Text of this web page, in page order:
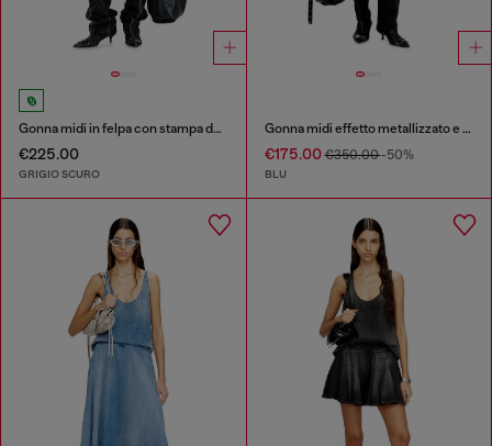
Gonna midi in felpa con stampa dévoré
€225.00
GRIGIO SCURO
Gonna midi effetto metallizzato e rose sfocate
€175.00€350.00-50%
BLU